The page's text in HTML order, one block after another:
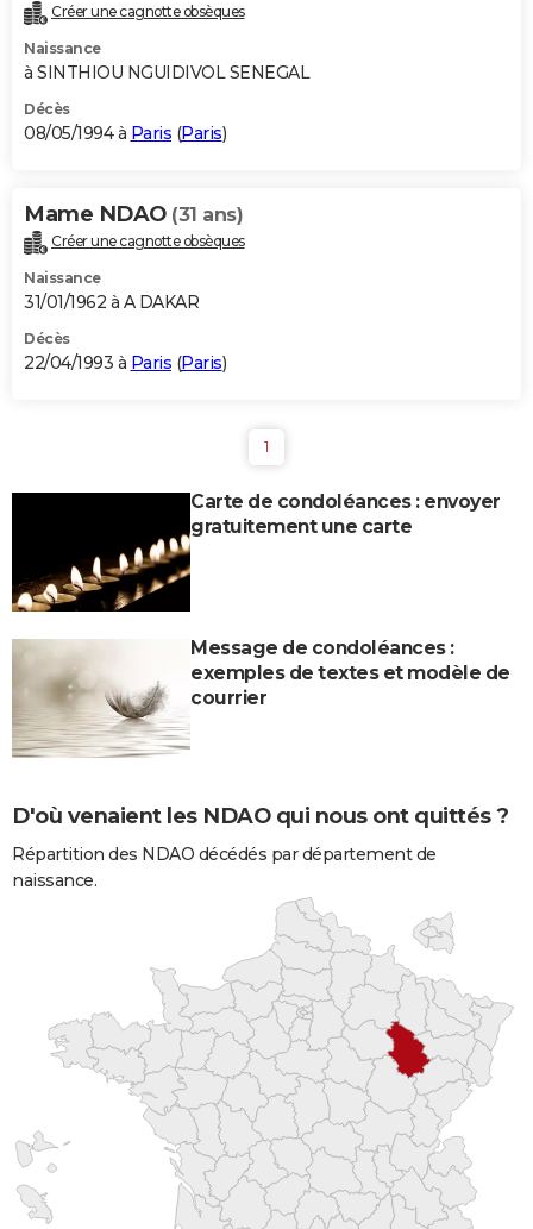
Créer une cagnotte obsèques
Naissance
à SINTHIOU NGUIDIVOL SENEGAL
Décès
08/05/1994 à Paris (Paris)
Mame NDAO (31 ans)
Créer une cagnotte obsèques
Naissance
31/01/1962 à A DAKAR
Décès
22/04/1993 à Paris (Paris)
1
Carte de condoléances : envoyer
gratuitement une carte
Message de condoléances :
exemples de textes et modèle de
courrier
D'où venaient les NDAO qui nous ont quittés ?
Répartition des NDAO décédés par département de
naissance.